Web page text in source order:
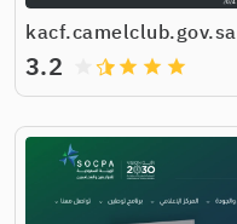
kacf.camelclub.gov.sa
grade
grade
grade
3.2